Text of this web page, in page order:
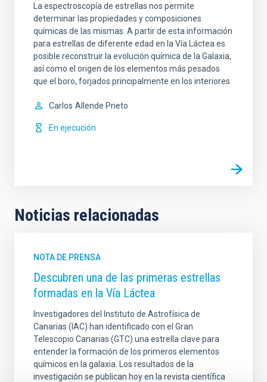
La espectroscopía de estrellas nos permite
determinar las propiedades y composiciones
químicas de las mismas. A partir de esta información
para estrellas de diferente edad en la Vía Láctea es
posible reconstruir la evolución química de la Galaxia,
así como el origen de los elementos más pesados
que el boro, forjados principalmente en los interiores
Carlos Allende Prieto
En ejecución
Noticias relacionadas
NOTA DE PRENSA
Descubren una de las primeras estrellas
formadas en la Vía Láctea
lnvestigadores del Instituto de Astrofísica de
Canarias (IAC) han identificado con el Gran
Telescopio Canarias (GTC) una estrella clave para
entender la formación de los primeros elementos
químicos en la galaxia. Los resultados de la
investigación se publican hoy en la revista científica